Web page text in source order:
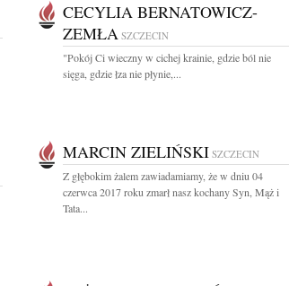
CECYLIA BERNATOWICZ-
ZEMŁA SZCZECIN
"Pokój Ci wieczny w cichej krainie, gdzie ból nie
sięga, gdzie łza nie płynie,...
MARCIN ZIELIŃSKI SZCZECIN
Z głębokim żalem zawiadamiamy, że w dniu 04
czerwca 2017 roku zmarł nasz kochany Syn, Mąż i
Tata...